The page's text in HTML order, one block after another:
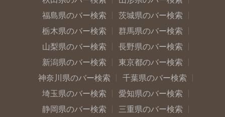
福島県のバー検索
茨城県のバー検索
栃木県のバー検索
群馬県のバー検索
山梨県のバー検索
長野県のバー検索
新潟県のバー検索
東京都のバー検索
神奈川県のバー検索
千葉県のバー検索
埼玉県のバー検索
愛知県のバー検索
静岡県のバー検索
三重県のバー検索